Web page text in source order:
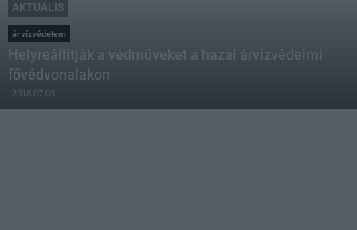
AKTUÁLIS
árvízvédelem
Helyreállítják a védműveket a hazai árvízvédelmi
fővédvonalakon
2018.07.03